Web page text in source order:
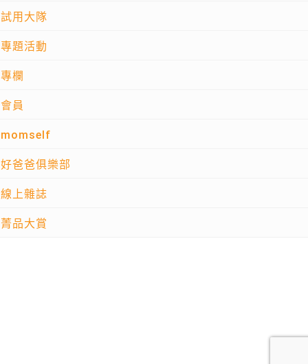
試用大隊
專題活動
專欄
會員
momself
好爸爸俱樂部
線上雜誌
菁品大賞